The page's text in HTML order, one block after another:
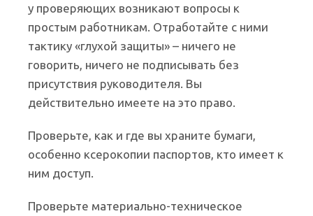
у проверяющих возникают вопросы к
простым работникам. Отработайте с ними
тактику «глухой защиты» – ничего не
говорить, ничего не подписывать без
присутствия руководителя. Вы
действительно имеете на это право.
Проверьте, как и где вы храните бумаги,
особенно ксерокопии паспортов, кто имеет к
ним доступ.
Проверьте материально-техническое